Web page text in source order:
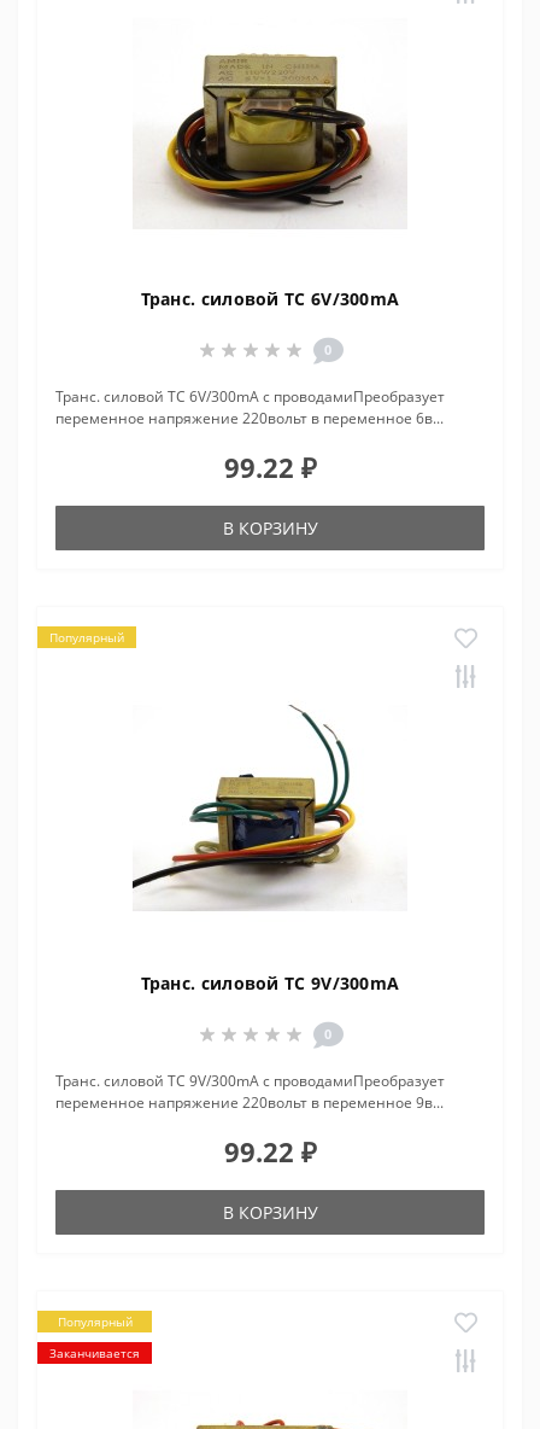
Транс. силовой ТС 6V/300mA
0
Транс. силовой ТС 6V/300mA с проводамиПреобразует
переменное напряжение 220вольт в переменное 6в...
99.22 ₽
В КОРЗИНУ
Популярный
Транс. силовой ТС 9V/300mA
0
Транс. силовой ТС 9V/300mA с проводамиПреобразует
переменное напряжение 220вольт в переменное 9в...
99.22 ₽
В КОРЗИНУ
Популярный
Заканчивается